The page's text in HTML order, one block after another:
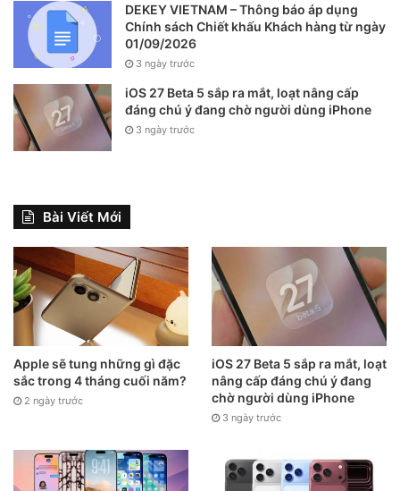
DEKEY VIETNAM – Thông báo áp dụng
Chính sách Chiết khấu Khách hàng từ ngày
01/09/2026
3 ngày trước
iOS 27 Beta 5 sắp ra mắt, loạt nâng cấp
đáng chú ý đang chờ người dùng iPhone
3 ngày trước
Bài Viết Mới
Apple sẽ tung những gì đặc
sắc trong 4 tháng cuối năm?
2 ngày trước
iOS 27 Beta 5 sắp ra mắt, loạt
nâng cấp đáng chú ý đang
chờ người dùng iPhone
3 ngày trước